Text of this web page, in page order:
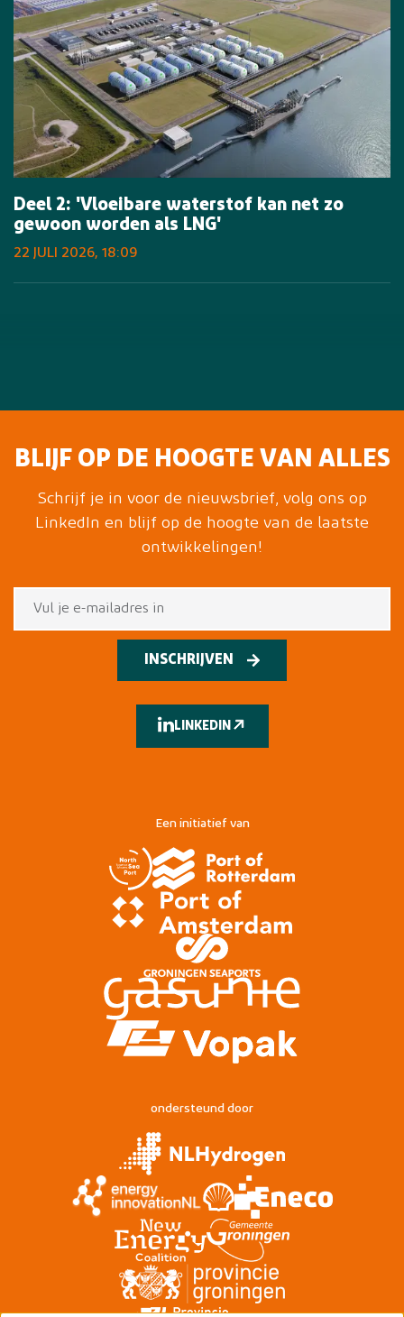
Deel 2: 'Vloeibare waterstof kan net zo
gewoon worden als LNG'
22 JULI 2026, 18:09
BLIJF OP DE HOOGTE VAN ALLES
Schrijf je in voor de nieuwsbrief, volg ons op
LinkedIn en blijf op de hoogte van de laatste
ontwikkelingen!
INSCHRIJVEN
LINKEDIN
Een initiatief van
ondersteund door